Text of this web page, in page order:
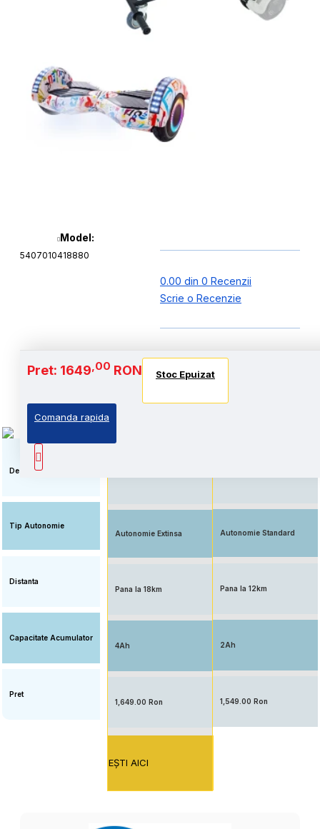
Model:
5407010418880
0.00 din 0 Recenzii
Scrie o Recenzie
Pret: 1649,00 RON Stoc Epuizat
Comanda rapida
Baterie si Autonomie
Descriere
Tip Autonomie
Distanta
Capacitate Acumulator
Pret
Stoc Epuizat
Autonomie extinsa, prin
Autonomie Extinsa
Pana la 18km
4Ah
1,649.00 Ron
EŞTI AICI
Stoc Epuizat
Autonomie Standard
Pana la 12km
2Ah
1,549.00 Ron